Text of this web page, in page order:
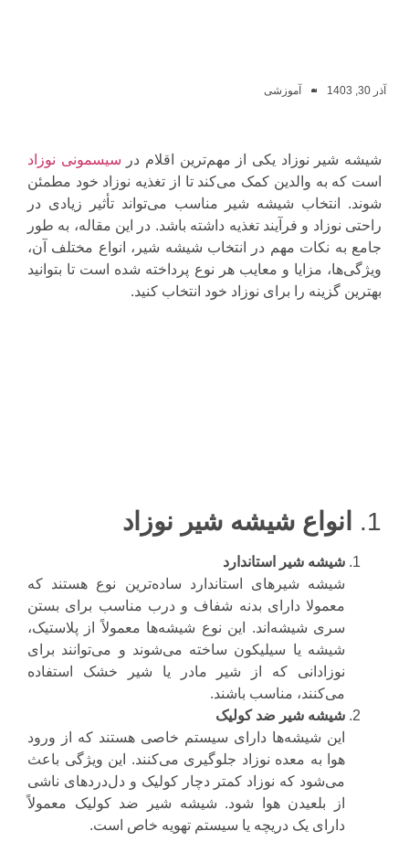
آذر 30, 1403 آموزشی
شیشه شیر نوزاد یکی از مهم‌ترین اقلام در سیسمونی نوزاد
است که به والدین کمک می‌کند تا از تغذیه نوزاد خود مطمئن
شوند. انتخاب شیشه شیر مناسب می‌تواند تأثیر زیادی در
راحتی نوزاد و فرآیند تغذیه داشته باشد. در این مقاله، به طور
جامع به نکات مهم در انتخاب شیشه شیر، انواع مختلف آن،
ویژگی‌ها، مزایا و معایب هر نوع پرداخته شده است تا بتوانید
بهترین گزینه را برای نوزاد خود انتخاب کنید.
1. انواع شیشه شیر نوزاد
شیشه شیر استاندارد
شیشه شیرهای استاندارد ساده‌ترین نوع هستند که
معمولا دارای بدنه شفاف و درب مناسب برای بستن
سری شیشه‌اند. این نوع شیشه‌ها معمولاً از پلاستیک،
شیشه یا سیلیکون ساخته می‌شوند و می‌توانند برای
نوزادانی که از شیر مادر یا شیر خشک استفاده
می‌کنند، مناسب باشند.
شیشه شیر ضد کولیک
این شیشه‌ها دارای سیستم خاصی هستند که از ورود
هوا به معده نوزاد جلوگیری می‌کنند. این ویژگی باعث
می‌شود که نوزاد کمتر دچار کولیک و دل‌دردهای ناشی
از بلعیدن هوا شود. شیشه شیر ضد کولیک معمولاً
دارای یک دریچه یا سیستم تهویه خاص است.